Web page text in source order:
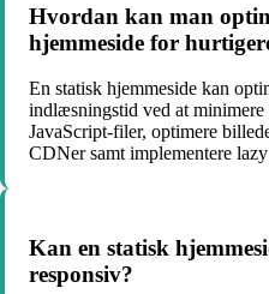
Hvordan kan man
hjemmeside for
En statisk hjemmeside kan
indlæsningstid ved at
JavaScript-filer, optimere
CDNer samt implementere
Kan en statisk
responsiv?